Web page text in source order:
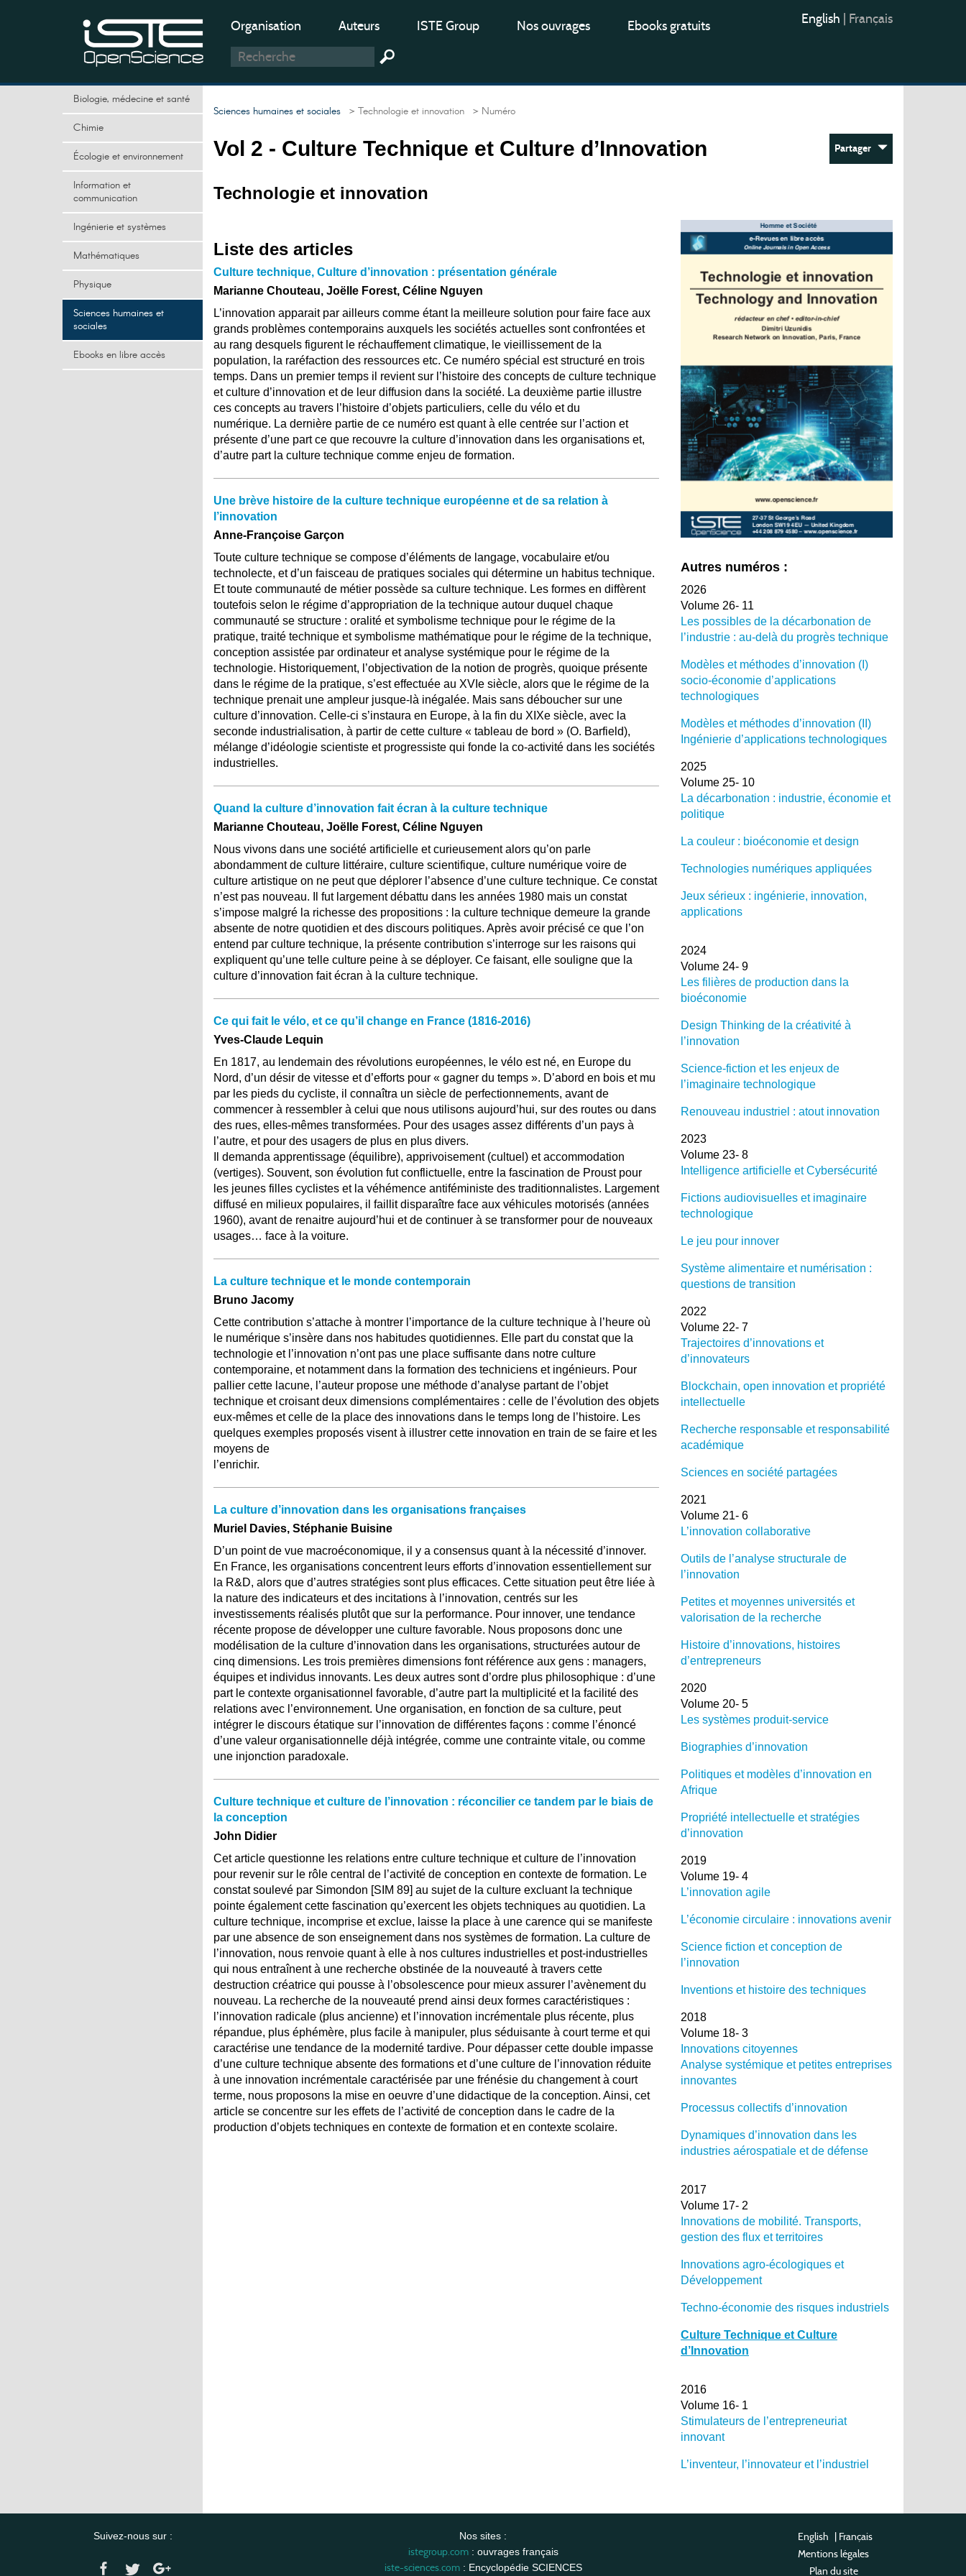
Organisation Auteurs ISTE Group Nos ouvrages Ebooks gratuits English Français
Biologie, médecine et santé
Chimie
Écologie et environnement
Information et
communication
Ingénierie et systèmes
Mathématiques
Physique
Sciences humaines et
sociales
Ebooks en libre accès
Sciences humaines et sociales > Technologie et innovation > Numéro
Vol 2 - Culture Technique et Culture d’Innovation
Technologie et innovation
Partager
Liste des articles
Culture technique, Culture d’innovation : présentation générale
Marianne Chouteau, Joëlle Forest, Céline Nguyen
L’innovation apparait par ailleurs comme étant la meilleure solution pour faire face aux
grands problèmes contemporains auxquels les sociétés actuelles sont confrontées et
au rang desquels figurent le réchauffement climatique, le vieillissement de la
population, la raréfaction des ressources etc. Ce numéro spécial est structuré en trois
temps. Dans un premier temps il revient sur l’histoire des concepts de culture technique
et culture d’innovation et de leur diffusion dans la société. La deuxième partie illustre
ces concepts au travers l’histoire d’objets particuliers, celle du vélo et du
numérique. La dernière partie de ce numéro est quant à elle centrée sur l’action et
présente d’une part ce que recouvre la culture d’innovation dans les organisations et,
d’autre part la culture technique comme enjeu de formation.
Une brève histoire de la culture technique européenne et de sa relation à
l’innovation
Anne-Françoise Garçon
Toute culture technique se compose d’éléments de langage, vocabulaire et/ou
technolecte, et d’un faisceau de pratiques sociales qui détermine un habitus technique.
Et toute communauté de métier possède sa culture technique. Les formes en diffèrent
toutefois selon le régime d’appropriation de la technique autour duquel chaque
communauté se structure : oralité et symbolisme technique pour le régime de la
pratique, traité technique et symbolisme mathématique pour le régime de la technique,
conception assistée par ordinateur et analyse systémique pour le régime de la
technologie. Historiquement, l’objectivation de la notion de progrès, quoique présente
dans le régime de la pratique, s’est effectuée au XVIe siècle, alors que le régime de la
technique prenait une ampleur jusque-là inégalée. Mais sans déboucher sur une
culture d’innovation. Celle-ci s’instaura en Europe, à la fin du XIXe siècle, avec la
seconde industrialisation, à partir de cette culture « tableau de bord » (O. Barfield),
mélange d’idéologie scientiste et progressiste qui fonde la co-activité dans les sociétés
industrielles.
Quand la culture d’innovation fait écran à la culture technique
Marianne Chouteau, Joëlle Forest, Céline Nguyen
Nous vivons dans une société artificielle et curieusement alors qu’on parle
abondamment de culture littéraire, culture scientifique, culture numérique voire de
culture artistique on ne peut que déplorer l’absence d’une culture technique. Ce constat
n’est pas nouveau. Il fut largement débattu dans les années 1980 mais un constat
s’impose malgré la richesse des propositions : la culture technique demeure la grande
absente de notre quotidien et des discours politiques. Après avoir précisé ce que l’on
entend par culture technique, la présente contribution s’interroge sur les raisons qui
expliquent qu’une telle culture peine à se déployer. Ce faisant, elle souligne que la
culture d’innovation fait écran à la culture technique.
Ce qui fait le vélo, et ce qu’il change en France (1816-2016)
Yves-Claude Lequin
En 1817, au lendemain des révolutions européennes, le vélo est né, en Europe du
Nord, d’un désir de vitesse et d’efforts pour « gagner du temps ». D’abord en bois et mu
par les pieds du cycliste, il connaîtra un siècle de perfectionnements, avant de
commencer à ressembler à celui que nous utilisons aujourd’hui, sur des routes ou dans
des rues, elles-mêmes transformées. Pour des usages assez différents d’un pays à
l’autre, et pour des usagers de plus en plus divers.
Il demanda apprentissage (équilibre), apprivoisement (cultuel) et accommodation
(vertiges). Souvent, son évolution fut conflictuelle, entre la fascination de Proust pour
les jeunes filles cyclistes et la véhémence antiféministe des traditionnalistes. Largement
diffusé en milieux populaires, il faillit disparaître face aux véhicules motorisés (années
1960), avant de renaitre aujourd’hui et de continuer à se transformer pour de nouveaux
usages… face à la voiture.
La culture technique et le monde contemporain
Bruno Jacomy
Cette contribution s’attache à montrer l’importance de la culture technique à l’heure où
le numérique s’insère dans nos habitudes quotidiennes. Elle part du constat que la
technologie et l’innovation n’ont pas une place suffisante dans notre culture
contemporaine, et notamment dans la formation des techniciens et ingénieurs. Pour
pallier cette lacune, l’auteur propose une méthode d’analyse partant de l’objet
technique et croisant deux dimensions complémentaires : celle de l’évolution des objets
eux-mêmes et celle de la place des innovations dans le temps long de l’histoire. Les
quelques exemples proposés visent à illustrer cette innovation en train de se faire et les
moyens de
l’enrichir.
La culture d’innovation dans les organisations françaises
Muriel Davies, Stéphanie Buisine
D’un point de vue macroéconomique, il y a consensus quant à la nécessité d’innover.
En France, les organisations concentrent leurs efforts d’innovation essentiellement sur
la R&D, alors que d’autres stratégies sont plus efficaces. Cette situation peut être liée à
la nature des indicateurs et des incitations à l’innovation, centrés sur les
investissements réalisés plutôt que sur la performance. Pour innover, une tendance
récente propose de développer une culture favorable. Nous proposons donc une
modélisation de la culture d’innovation dans les organisations, structurées autour de
cinq dimensions. Les trois premières dimensions font référence aux gens : managers,
équipes et individus innovants. Les deux autres sont d’ordre plus philosophique : d’une
part le contexte organisationnel favorable, d’autre part la multiplicité et la facilité des
relations avec l’environnement. Une organisation, en fonction de sa culture, peut
intégrer le discours étatique sur l’innovation de différentes façons : comme l’énoncé
d’une valeur organisationnelle déjà intégrée, comme une contrainte vitale, ou comme
une injonction paradoxale.
Culture technique et culture de l’innovation : réconcilier ce tandem par le biais de
la conception
John Didier
Cet article questionne les relations entre culture technique et culture de l’innovation
pour revenir sur le rôle central de l’activité de conception en contexte de formation. Le
constat soulevé par Simondon [SIM 89] au sujet de la culture excluant la technique
pointe également cette fascination qu’exercent les objets techniques au quotidien. La
culture technique, incomprise et exclue, laisse la place à une carence qui se manifeste
par une absence de son enseignement dans nos systèmes de formation. La culture de
l’innovation, nous renvoie quant à elle à nos cultures industrielles et post-industrielles
qui nous entraînent à une recherche obstinée de la nouveauté à travers cette
destruction créatrice qui pousse à l’obsolescence pour mieux assurer l’avènement du
nouveau. La recherche de la nouveauté prend ainsi deux formes caractéristiques :
l’innovation radicale (plus ancienne) et l’innovation incrémentale plus récente, plus
répandue, plus éphémère, plus facile à manipuler, plus séduisante à court terme et qui
caractérise une tendance de la modernité tardive. Pour dépasser cette double impasse
d’une culture technique absente des formations et d’une culture de l’innovation réduite
à une innovation incrémentale caractérisée par une frénésie du changement à court
terme, nous proposons la mise en oeuvre d’une didactique de la conception. Ainsi, cet
article se concentre sur les effets de l’activité de conception dans le cadre de la
production d’objets techniques en contexte de formation et en contexte scolaire.
Autres numéros :
2026
Volume 26- 11
Les possibles de la décarbonation de
l’industrie : au-delà du progrès technique
Modèles et méthodes d’innovation (I)
socio-économie d’applications
technologiques
Modèles et méthodes d’innovation (II)
Ingénierie d’applications technologiques
2025
Volume 25- 10
La décarbonation : industrie, économie et
politique
La couleur : bioéconomie et design
Technologies numériques appliquées
Jeux sérieux : ingénierie, innovation,
applications
2024
Volume 24- 9
Les filières de production dans la
bioéconomie
Design Thinking de la créativité à
l’innovation
Science-fiction et les enjeux de
l’imaginaire technologique
Renouveau industriel : atout innovation
2023
Volume 23- 8
Intelligence artificielle et Cybersécurité
Fictions audiovisuelles et imaginaire
technologique
Le jeu pour innover
Système alimentaire et numérisation :
questions de transition
2022
Volume 22- 7
Trajectoires d’innovations et
d’innovateurs
Blockchain, open innovation et propriété
intellectuelle
Recherche responsable et responsabilité
académique
Sciences en société partagées
2021
Volume 21- 6
L’innovation collaborative
Outils de l’analyse structurale de
l’innovation
Petites et moyennes universités et
valorisation de la recherche
Histoire d’innovations, histoires
d’entrepreneurs
2020
Volume 20- 5
Les systèmes produit-service
Biographies d’innovation
Politiques et modèles d’innovation en
Afrique
Propriété intellectuelle et stratégies
d’innovation
2019
Volume 19- 4
L’innovation agile
L’économie circulaire : innovations avenir
Science fiction et conception de
l’innovation
Inventions et histoire des techniques
2018
Volume 18- 3
Innovations citoyennes
Analyse systémique et petites entreprises
innovantes
Processus collectifs d’innovation
Dynamiques d’innovation dans les
industries aérospatiale et de défense
2017
Volume 17- 2
Innovations de mobilité. Transports,
gestion des flux et territoires
Innovations agro-écologiques et
Développement
Techno-économie des risques industriels
Culture Technique et Culture
d’Innovation
2016
Volume 16- 1
Stimulateurs de l’entrepreneuriat
innovant
L’inventeur, l’innovateur et l’industriel
Suivez-nous sur : Nos sites :
istegroup.com: ouvrages français
iste-sciences.com: Encyclopédie SCIENCES
English
Français
Mentions légales
Plan du site